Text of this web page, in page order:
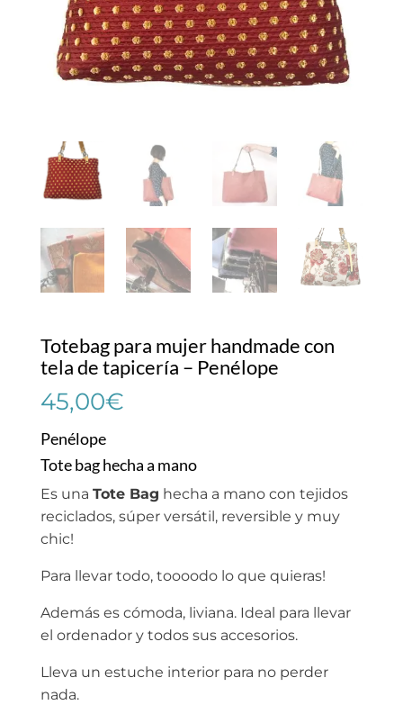
Totebag para mujer handmade con
tela de tapicería – Penélope
45,00€
Penélope
Tote bag hecha a mano
Es una Tote Bag hecha a mano con tejidos
reciclados, súper versátil, reversible y muy
chic!
Para llevar todo, toooodo lo que quieras!
Además es cómoda, liviana. Ideal para llevar
el ordenador y todos sus accesorios.
Lleva un estuche interior para no perder
nada.